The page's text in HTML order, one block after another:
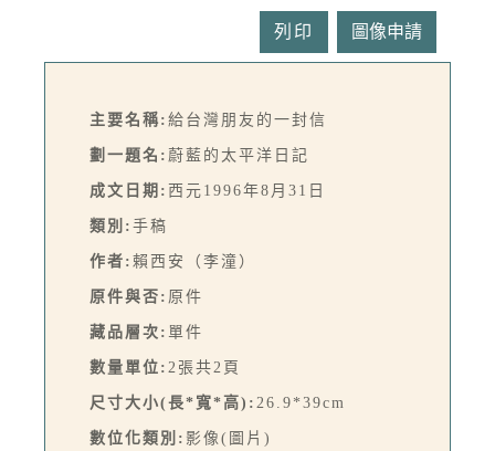
列印
主要名稱: 給台灣朋友的一封信
劃一題名: 蔚藍的太平洋日記
成文日期: 西元1996年8月31日
類別: 手稿
作者: 賴西安（李潼）
原件與否: 原件
藏品層次: 單件
數量單位: 2張共2頁
尺寸大小(長*寬*高): 26.9*39cm
數位化類別: 影像(圖片)